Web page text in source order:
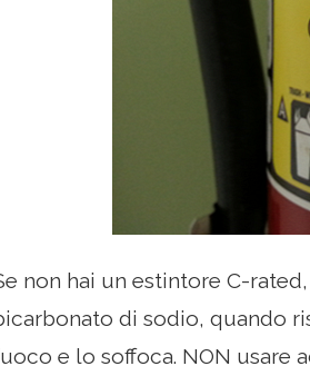
non hai un estintore C-
di sodio, quando
e lo soffoca. NON usare